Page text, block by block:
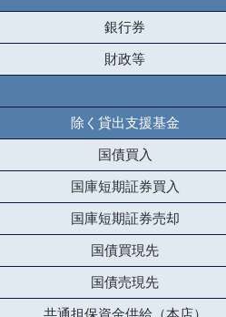
銀行券
財政等
除く貸出支援基金
国債買入
国庫短期証券買入
国庫短期証券売却
国債買現先
国債売現先